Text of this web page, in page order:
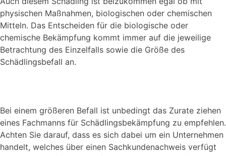
physischen Maßnahmen, biologischen oder chemischen
Mitteln. Das Entscheiden für die biologische oder
chemische Bekämpfung kommt immer auf die jeweilige
Betrachtung des Einzelfalls sowie die Größe des
Schädlingsbefall an.
Bei einem größeren Befall ist unbedingt das Zurate ziehen
eines Fachmanns für Schädlingsbekämpfung zu empfehlen.
Achten Sie darauf, dass es sich dabei um ein Unternehmen
handelt, welches über einen Sachkundenachweis verfügt